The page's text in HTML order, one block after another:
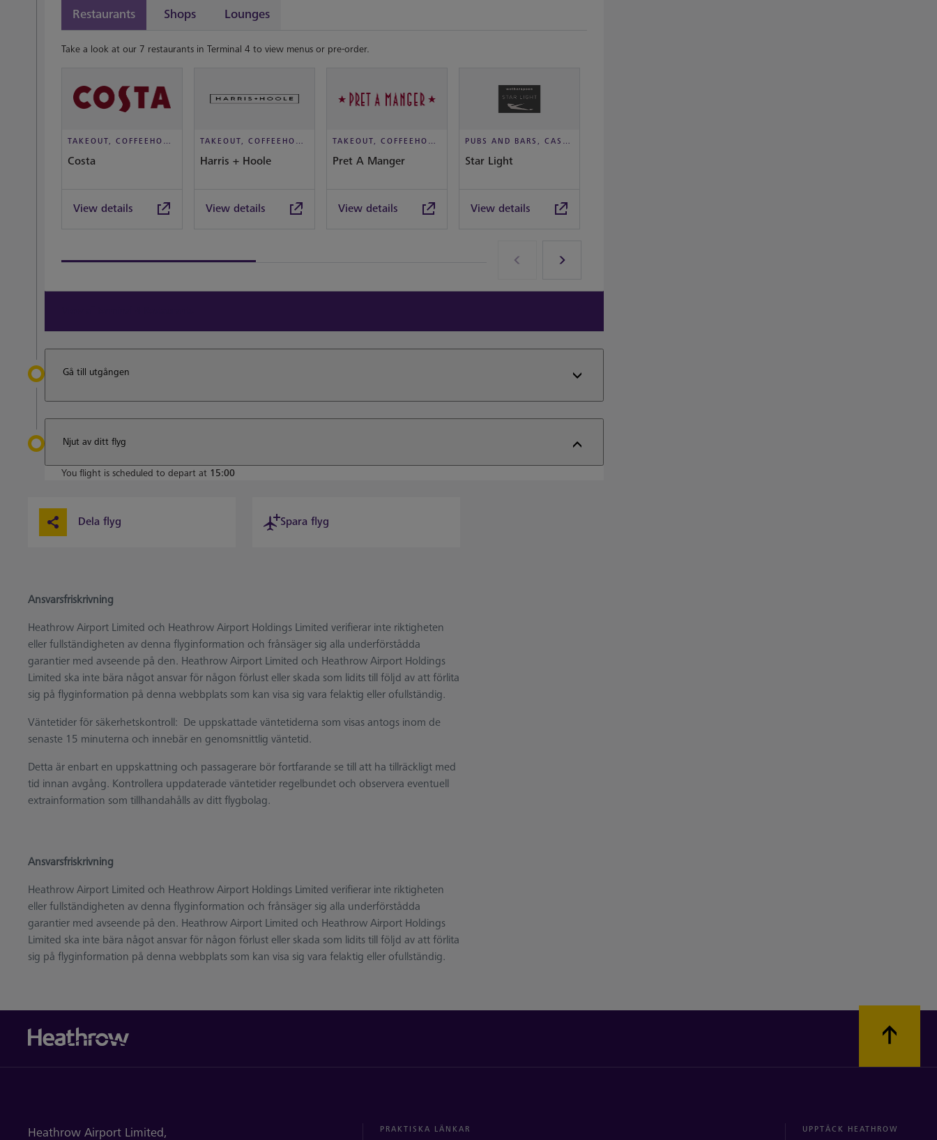
Restaurants Shops Lounges
Take a look at our 7 restaurants in Terminal 4 to view menus or pre-order.
TAKEOUT, COFFEEHOUSE AND CAFÉ
Costa
View details
TAKEOUT, COFFEEHOUSE AND CAFÉ
Harris + Hoole
View details
TAKEOUT, COFFEEHOUSE AND CAFÉ
Pret A Manger
View details
PUBS AND BARS, CASUAL DINING
Star Light
View details
Gå till utgången
Njut av ditt flyg
You flight is scheduled to depart at 15:00
Dela flyg Spara flyg
Ansvarsfriskrivning
Heathrow Airport Limited och Heathrow Airport Holdings Limited verifierar inte riktigheten
eller fullständigheten av denna flyginformation och frånsäger sig alla underförstådda
garantier med avseende på den. Heathrow Airport Limited och Heathrow Airport Holdings
Limited ska inte bära något ansvar för någon förlust eller skada som lidits till följd av att förlita
sig på flyginformation på denna webbplats som kan visa sig vara felaktig eller ofullständig.
Väntetider för säkerhetskontroll: De uppskattade väntetiderna som visas antogs inom de
senaste 15 minuterna och innebär en genomsnittlig väntetid.
Detta är enbart en uppskattning och passagerare bör fortfarande se till att ha tillräckligt med
tid innan avgång. Kontrollera uppdaterade väntetider regelbundet och observera eventuell
extrainformation som tillhandahålls av ditt flygbolag.
Ansvarsfriskrivning
Heathrow Airport Limited och Heathrow Airport Holdings Limited verifierar inte riktigheten
eller fullständigheten av denna flyginformation och frånsäger sig alla underförstådda
garantier med avseende på den. Heathrow Airport Limited och Heathrow Airport Holdings
Limited ska inte bära något ansvar för någon förlust eller skada som lidits till följd av att förlita
sig på flyginformation på denna webbplats som kan visa sig vara felaktig eller ofullständig.
Heathrow Airport Limited, PRAKTISKA LÄNKAR UPPTÄCK HEATHROW